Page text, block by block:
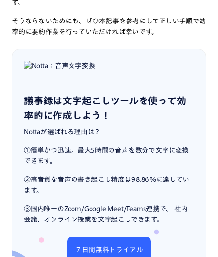
す。
そうならないためにも、ぜひ本記事を参考にして正しい手順で効
率的に要約作業を行っていただければ幸いです。
議事録は文字起こしツールを使って効
率的に作成しよう！
Nottaが選ばれる理由は？
①簡単かつ迅速。最大5時間の音声を数分で文字に変換
できます。
②高音質な音声の書き起こし精度は98.86%に達してい
ます。
③国内唯一のZoom/Google Meet/Teams連携で、 社内
会議、オンライン授業を文字起こしできます。
７日間無料トライアル